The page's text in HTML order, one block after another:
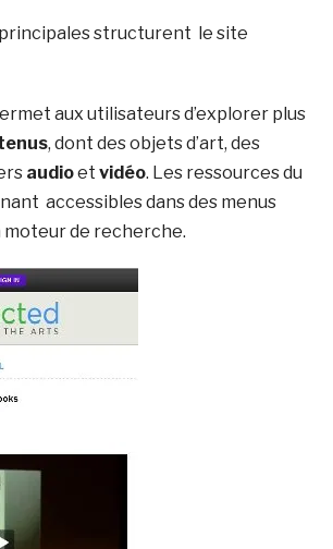
structurent le site
aux utilisateurs d’explorer plus
, dont des objets d’art, des
audioet vidéo. Les ressources du
accessibles dans des menus
de recherche.